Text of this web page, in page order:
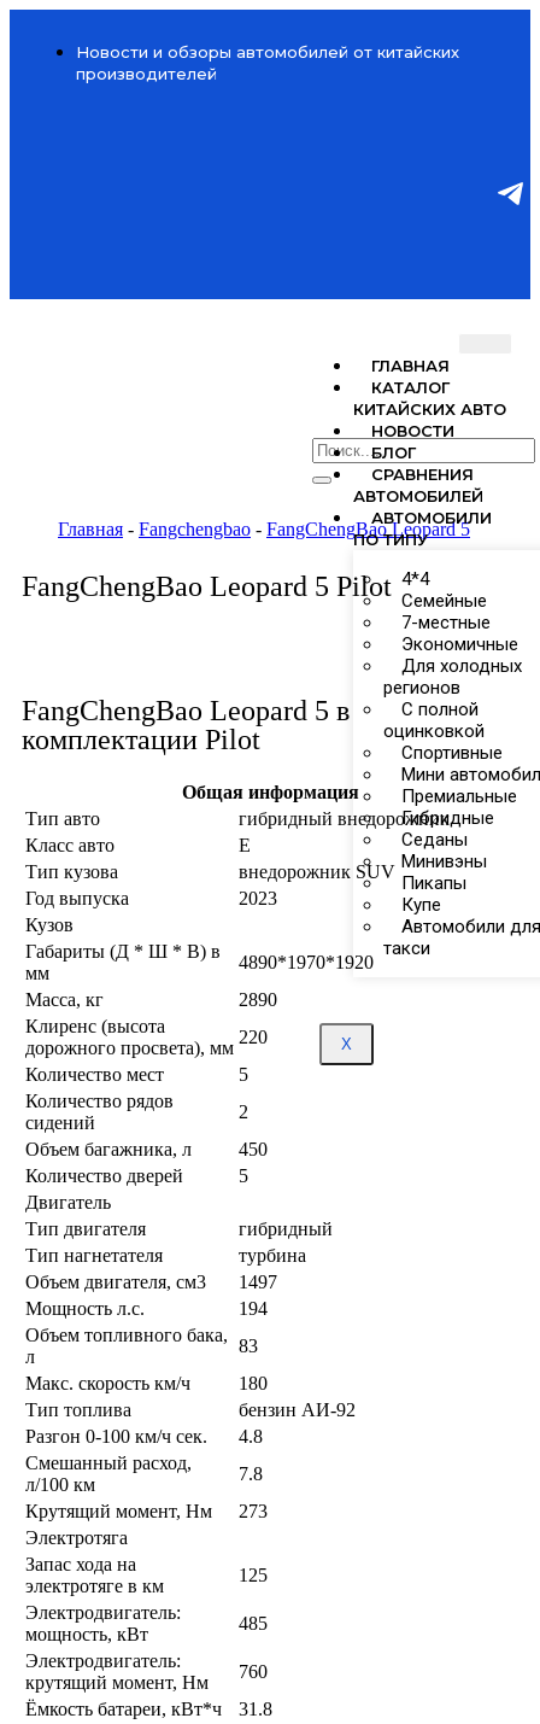
Новости и обзоры автомобилей от китайских
производителей
ГЛАВНАЯ
КАТАЛОГ
КИТАЙСКИХ АВТО
НОВОСТИ
БЛОГ
СРАВНЕНИЯ
АВТОМОБИЛЕЙ
АВТОМОБИЛИ
ПО ТИПУ
4*4
Семейные
7-местные
Экономичные
Для холодных
регионов
С полной
оцинковкой
Спортивные
Мини
Премиальные
Гибридные
Седаны
Минивэны
Пикапы
Купе
Автомобили
такси
X
Главная - Fangchengbao - FangChengBao Leopard 5
FangChengBao Leopard 5 Pilot
FangChengBao Leopard 5 в
комплектации Pilot
Общая информация
Тип авто
гибридный внедорожник
Класс авто
E
Тип кузова
внедорожник SUV
Год выпуска
2023
Кузов
Габариты (Д * Ш * В) в
мм
4890*1970*1920
Масса, кг
2890
Клиренс (высота
дорожного просвета), мм
220
Количество мест
5
Количество рядов
сидений
2
Объем багажника, л
450
Количество дверей
5
Двигатель
Тип двигателя
гибридный
Тип нагнетателя
турбина
Объем двигателя, см3
1497
Мощность л.с.
194
Объем топливного бака,
л
83
Макс. скорость км/ч
180
Тип топлива
бензин АИ-92
Разгон 0-100 км/ч сек.
4.8
Смешанный расход,
л/100 км
7.8
Крутящий момент, Нм
273
Электротяга
Запас хода на
электротяге в км
125
Электродвигатель:
мощность, кВт
485
Электродвигатель:
крутящий момент, Нм
760
Ёмкость батареи, кВт*ч
31.8